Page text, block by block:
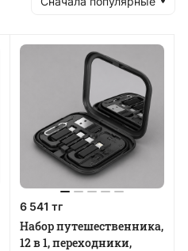
6 541 тг
Набор путешественника,
12 в 1, переходники,